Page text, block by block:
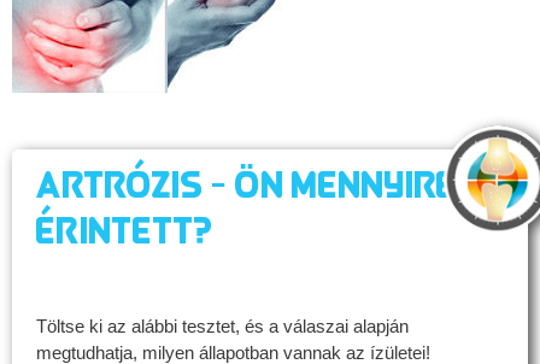
Artrózis - Ön mennyire
érintett?
Töltse ki az alábbi tesztet, és a válaszai alapján
megtudhatja, milyen állapotban vannak az ízületei!